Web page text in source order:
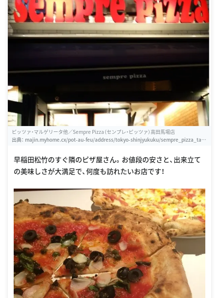
ピッツァ・マルゲリータ他／Sempre Pizza（センプレ・ピッツァ）高田馬場店
出典： majin.myhome.cx/pot-au-feu/address/tokyo-shinjyukuku/sempre_pizza_taka
早稲田松竹のすぐ隣のピザ屋さん。お値段の安さと、出来立て
の美味しさが大満足で、何度も訪れたいお店です！